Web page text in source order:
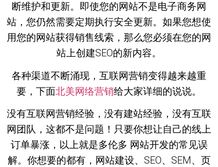
断维护和更新。即使您的网站不是电子商务网
站，您仍然需要定期执行安全更新。如果您想使
用您的网站获得销售线索，那么您必须在您的网
站上创建SEO的新内容。
各种渠道不断涌现，互联网营销变得越来越重
要，下面北美网络营销给大家详细的说说。
没有互联网营销经验，没有建站经验，没有互联
网团队，这都不是问题！只要你想让自己的线上
订单暴涨，以上就是多伦多 网站开发的常见误
解。你想要的都有，网站建设、SEO、SEM、页